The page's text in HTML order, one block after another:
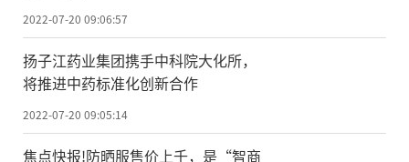
2022-07-20 09:06:57
扬子江药业集团携手中科院大化所，
将推进中药标准化创新合作
2022-07-20 09:05:14
焦点快报!防晒服售价上千，是“智商